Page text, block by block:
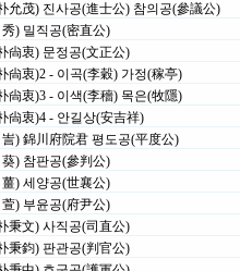
允茂) 진사공(進士公) 참의공(參議公)
秀) 밀직공(密直公)
尙衷) 문정공(文正公)
尙衷)2 - 이곡(李穀) 가정(稼亭)
尙衷)3 - 이색(李穡) 목은(牧隱)
尙衷)4 - 안길상(安吉祥)
訔) 錦川府院君 평도공(平度公)
葵) 참판공(參判公)
薑) 세양공(世襄公)
萱) 부윤공(府尹公)
秉文) 사직공(司直公)
秉鈞) 판관공(判官公)